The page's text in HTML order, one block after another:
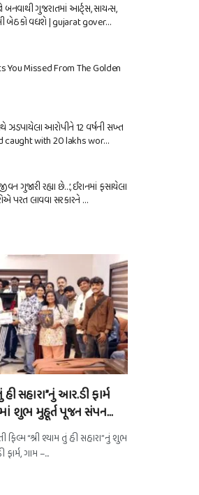
બનવાથી ગુજરાતમાં આર્ટ્સ, સાયન્સ,
બેઠકો વધશે | gujarat gover…
You Missed From The Golden
ઝડપાયેલા આરોપીને 12 વર્ષની સખ્ત
caught with 20 lakhs wor…
ગુજારી રહ્યા છે…’, ઈરાનમાં ફસાયેલા
પરત લાવવા સરકારને …
સહારા”નું આર.ડી ફાર્મ
શુભ મુહૂર્ત પૂજન સંપન…
ફિલ્મ “શ્રી શ્યામ તું હી સહારા”નું શુભ
ગામ –...